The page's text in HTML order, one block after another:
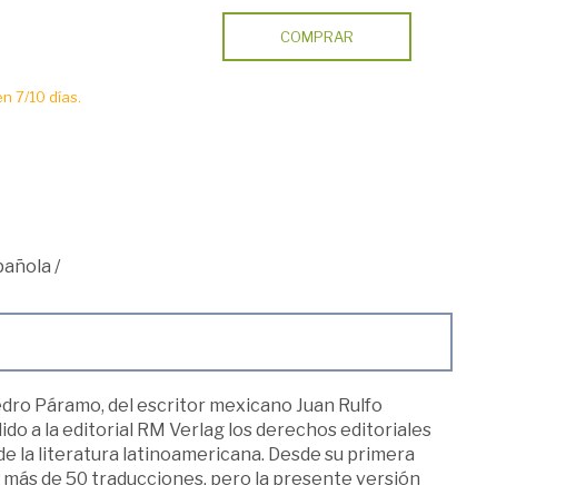
7/10 días.
COMPRAR
/
Páramo, del escritor mexicano Juan Rulfo
a la editorial RM Verlag los derechos editoriales
la literatura latinoamericana. Desde su primera
de 50 traducciones, pero la presente versión